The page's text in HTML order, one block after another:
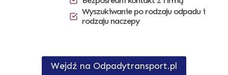
Wyszukiwanie po rodzaju odpadu i
rodzaju naczepy
Wejdź na Odpadytransport.pl